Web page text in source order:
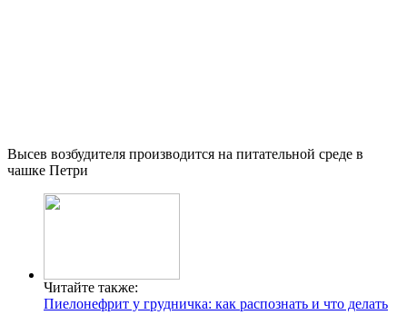
Высев возбудителя производится на питательной среде в
чашке Петри
Читайте также:
Пиелонефрит у грудничка: как распознать и что делать